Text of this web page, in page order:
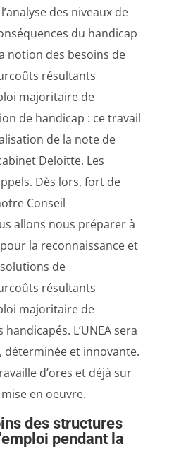
des niveaux de
du handicap
notion des besoins de
résultants
majoritaire de
de handicap : ce travail
de la note de
Deloitte. Les
Dès lors, fort de
Conseil
allons nous préparer à
la reconnaissance et
de
résultants
majoritaire de
L’UNEA sera
et innovante.
d’ores et déjà sur
en oeuvre.
des structures
pendant la